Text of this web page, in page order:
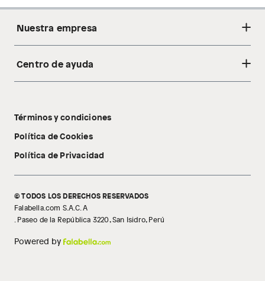
Nuestra empresa
Acerca de nosotros
Tecnología Pillow Walk
Centro de ayuda
Libro de reclamaciones
Términos y condiciones
Política de Cookies
Política de Privacidad
© TODOS LOS DERECHOS RESERVADOS
Falabella.com S.A.C. A
. Paseo de la República 3220, San Isidro, Perú
Powered by